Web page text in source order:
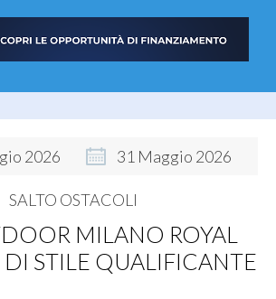
2026 31 Maggio 2026
MILANO ROYAL
STILE QUALIFICANTE
SALTO OSTACOLI